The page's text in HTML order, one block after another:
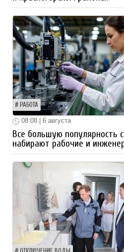
РАБОТА
08:08 | 6 августа
Все большую популярность
набирают рабочие и